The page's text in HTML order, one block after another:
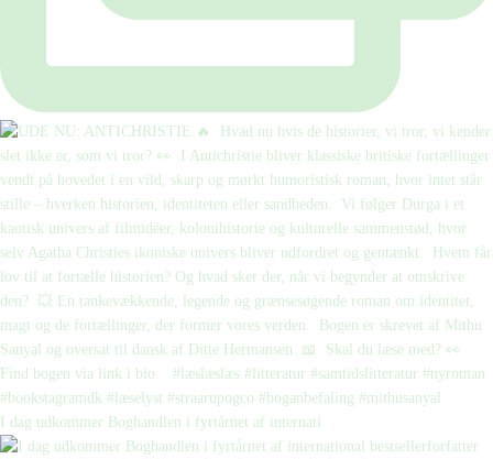
I dag udkommer Boghandlen i fyrtårnet af internati